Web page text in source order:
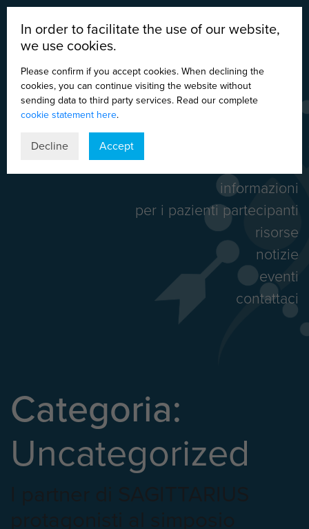
informazioni
per i pazienti partecipanti
risorse
notizie
eventi
contattaci
Categoria:
Uncategorized
In order to facilitate the use of our website,
we use cookies.
Please confirm if you accept cookies. When declining the
cookies, you can continue visiting the website without
sending data to third party services. Read our complete
cookie statement here.
Decline Accept